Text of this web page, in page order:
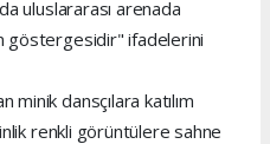
uluslararası arenada
göstergesidir" ifadelerini
dansçılara katılım
renkli görüntülere sahne